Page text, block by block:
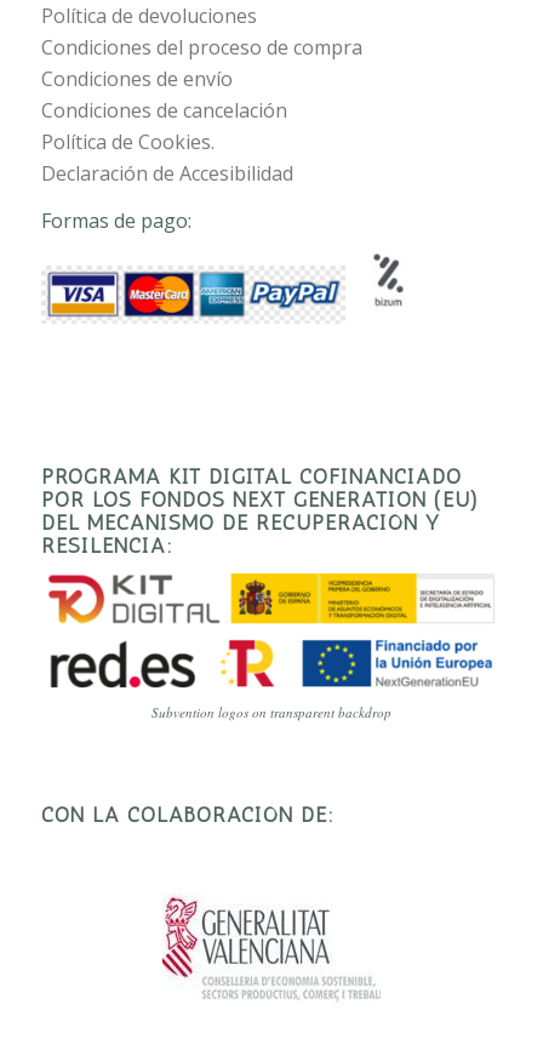
Política de devoluciones
Condiciones del proceso de compra
Condiciones de envío
Condiciones de cancelación
Política de Cookies.
Declaración de Accesibilidad
Formas de pago:
PROGRAMA KIT DIGITAL COFINANCIADO
POR LOS FONDOS NEXT GENERATION (EU)
DEL MECANISMO DE RECUPERACIÓN Y
RESILENCIA:
Subvention logos on transparent backdrop
CON LA COLABORACIÓN DE: